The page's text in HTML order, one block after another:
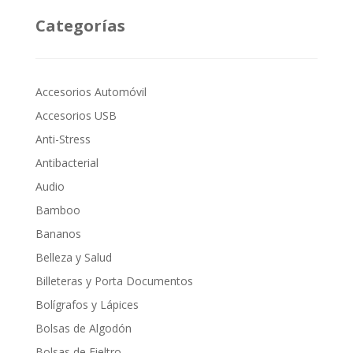
Categorías
Accesorios Automóvil
Accesorios USB
Anti-Stress
Antibacterial
Audio
Bamboo
Bananos
Belleza y Salud
Billeteras y Porta Documentos
Bolígrafos y Lápices
Bolsas de Algodón